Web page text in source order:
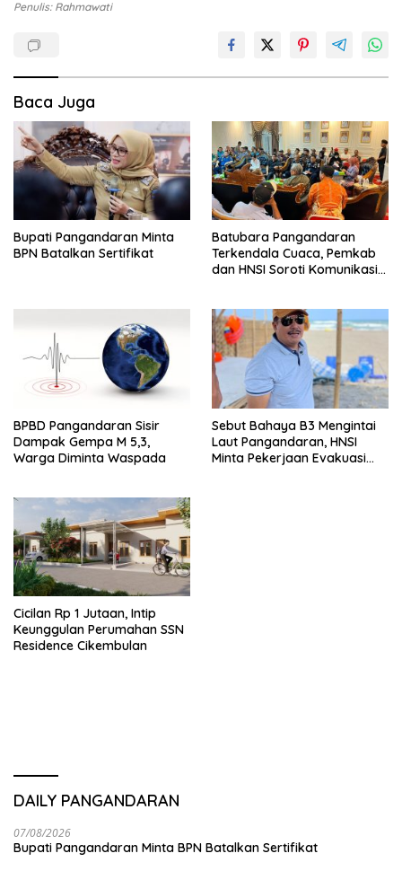
Penulis: Rahmawati
Baca Juga
Bupati Pangandaran Minta
BPN Batalkan Sertifikat
Batubara Pangandaran
Terkendala Cuaca, Pemkab
dan HNSI Soroti Komunikasi
BPBD Pangandaran Sisir
Dampak Gempa M 5,3,
Warga Diminta Waspada
Sebut Bahaya B3 Mengintai
Laut Pangandaran, HNSI
Minta Pekerjaan Evakuasi
Cicilan Rp 1 Jutaan, Intip
Keunggulan Perumahan SSN
Residence Cikembulan
DAILY PANGANDARAN
07/08/2026
Bupati Pangandaran Minta BPN Batalkan Sertifikat